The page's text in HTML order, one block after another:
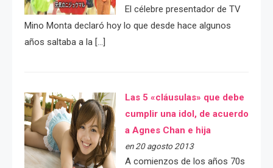
El célebre presentador de TV
Mino Monta declaró hoy lo que desde hace algunos
años saltaba a la […]
Las 5 «cláusulas» que debe
cumplir una idol, de acuerdo
a Agnes Chan e hija
en 20 agosto 2013
A comienzos de los años 70s